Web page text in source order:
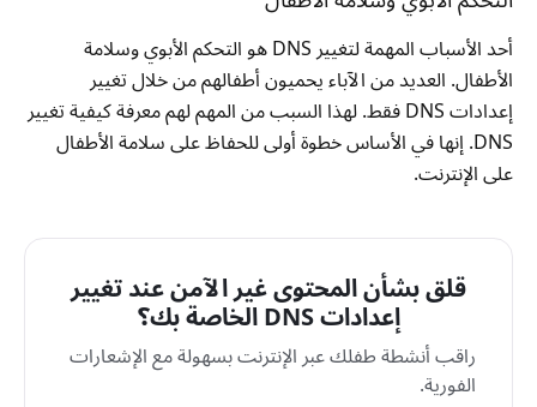
أحد الأسباب المهمة لتغيير DNS هو التحكم الأبوي وسلامة
الأطفال. العديد من الآباء يحميون أطفالهم من خلال تغيير
إعدادات DNS فقط. لهذا السبب من المهم لهم معرفة كيفية تغيير
DNS. إنها في الأساس خطوة أولى للحفاظ على سلامة الأطفال
على الإنترنت.
قلق بشأن المحتوى غير الآمن عند تغيير
إعدادات DNS الخاصة بك؟
راقب أنشطة طفلك عبر الإنترنت بسهولة مع الإشعارات
الفورية.